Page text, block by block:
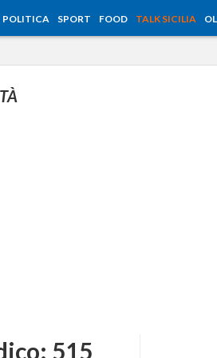
POLITICA SPORT FOOD TALK SICILIA
515